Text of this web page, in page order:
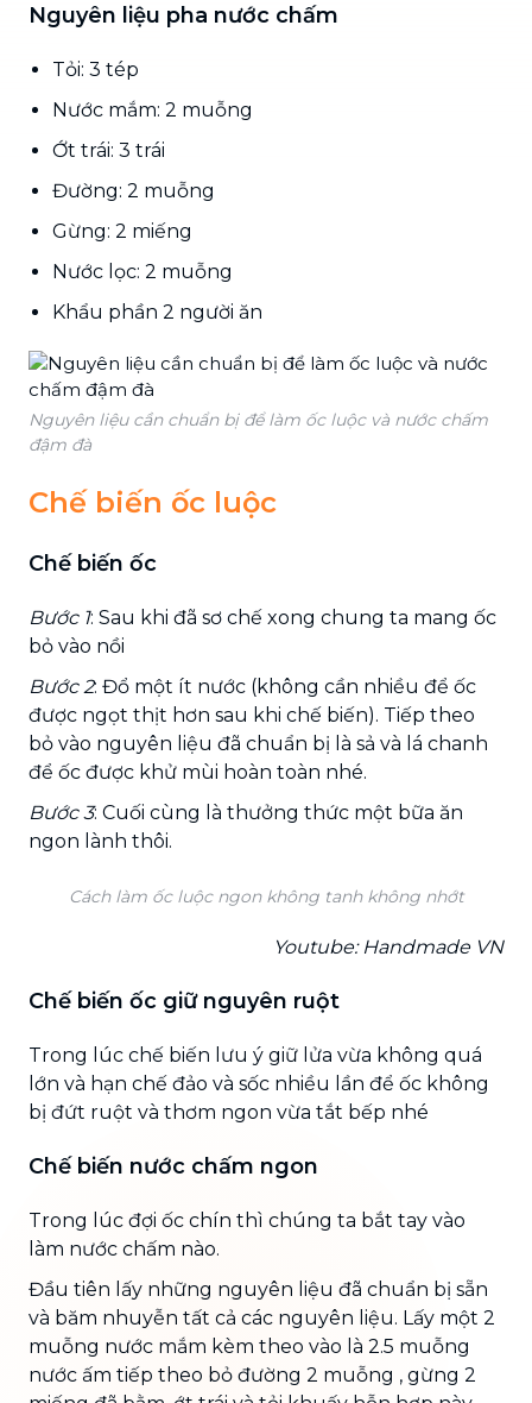
Nguyên liệu pha nước chấm
Tỏi: 3 tép
Nước mắm: 2 muỗng
Ớt trái: 3 trái
Đường: 2 muỗng
Gừng: 2 miếng
Nước lọc: 2 muỗng
Khẩu phần 2 người ăn
Nguyên liệu cần chuẩn bị để làm ốc luộc và nước chấm
đậm đà
Chế biến ốc luộc
Chế biến ốc
Bước 1: Sau khi đã sơ chế xong chung ta mang ốc
bỏ vào nồi
Bước 2: Đổ một ít nước (không cần nhiều để ốc
được ngọt thịt hơn sau khi chế biến). Tiếp theo
bỏ vào nguyên liệu đã chuẩn bị là sả và lá chanh
để ốc được khử mùi hoàn toàn nhé.
Bước 3: Cuối cùng là thưởng thức một bữa ăn
ngon lành thôi.
Cách làm ốc luộc ngon không tanh không nhớt
Youtube: Handmade VN
Chế biến ốc giữ nguyên ruột
Trong lúc chế biến lưu ý giữ lửa vừa không quá
lớn và hạn chế đảo và sốc nhiều lần để ốc không
bị đứt ruột và thơm ngon vừa tắt bếp nhé
Chế biến nước chấm ngon
Trong lúc đợi ốc chín thì chúng ta bắt tay vào
làm nước chấm nào.
Đầu tiên lấy những nguyên liệu đã chuẩn bị sẵn
và băm nhuyễn tất cả các nguyên liệu. Lấy một 2
muỗng nước mắm kèm theo vào là 2.5 muỗng
nước ấm tiếp theo bỏ đường 2 muỗng , gừng 2